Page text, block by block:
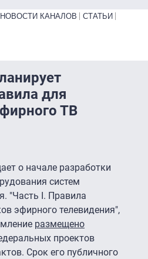
НОВОСТИ КАНАЛОВ
СТАТЬИ
для
ТВ
о начале разработки
систем
"Часть I. Правила
эфирного телевидения",
размещено
проектов
Срок его публичного